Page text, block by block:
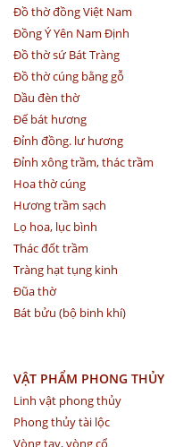
Đồ thờ đồng Việt Nam
Đồng Ý Yên Nam Định
Đồ thờ sứ Bát Tràng
Đồ thờ cúng bằng gỗ
Dầu đèn thờ
Đế bát hương
Đỉnh đồng. lư hương
Đỉnh xông trầm, thác trầm
Hoa thờ cúng
Hương trầm sạch
Lọ hoa, lục bình
Thác đốt trầm
Tràng hạt tụng kinh
Đũa thờ
Bát bửu (bộ binh khí)
VẬT PHẨM PHONG THỦY
Linh vật phong thủy
Phong thủy tài lộc
Vòng tay, vòng cổ